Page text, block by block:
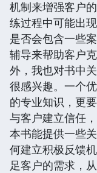
机制来增强客户
练过程中可能出
是否会包含一些
辅导来帮助客户
外，我也对书中
很感兴趣。一个
的专业知识，更
与客户建立信任
本书能提供一些
何建立积极反馈
足客户的需求，